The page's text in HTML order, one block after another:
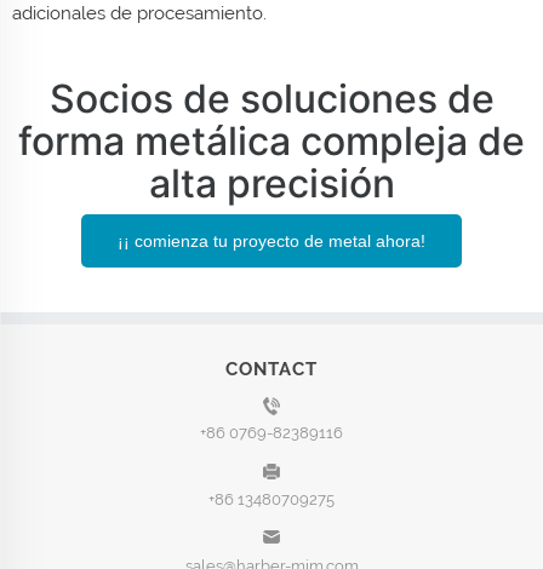
adicionales de procesamiento.
Socios de soluciones de
forma metálica compleja de
alta precisión
¡¡ comienza tu proyecto de metal ahora!
CONTACT
+86 0769-82389116
+86 13480709275